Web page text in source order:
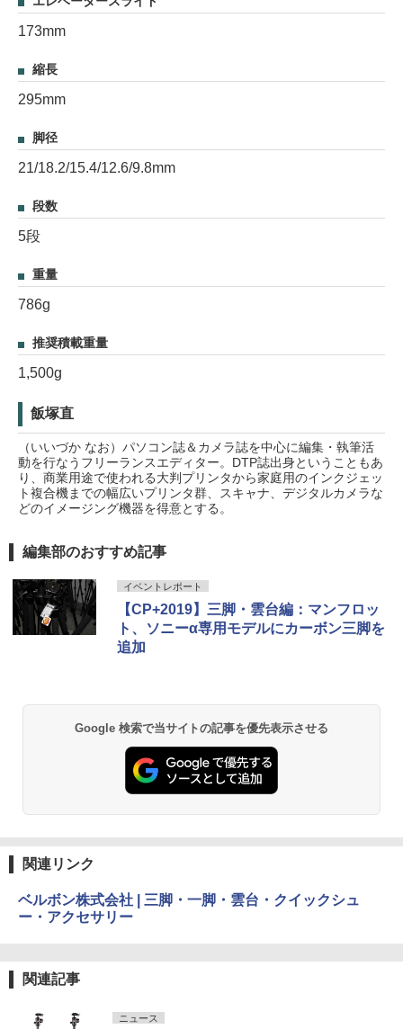
173mm
縮長
295mm
脚径
21/18.2/15.4/12.6/9.8mm
段数
5段
重量
786g
推奨積載重量
1,500g
飯塚直
（いいづか なお）パソコン誌＆カメラ誌を中心に編集・執筆活
動を行なうフリーランスエディター。DTP誌出身ということもあ
り、商業用途で使われる大判プリンタから家庭用のインクジェッ
ト複合機までの幅広いプリンタ群、スキャナ、デジタルカメラな
どのイメージング機器を得意とする。
編集部のおすすめ記事
イベントレポート
【CP+2019】三脚・雲台編：マンフロッ
ト、ソニーα専用モデルにカーボン三脚を
追加
Google 検索で当サイトの記事を優先表示させる
関連リンク
ベルボン株式会社 | 三脚・一脚・雲台・クイックシュ
ー・アクセサリー
関連記事
ニュース